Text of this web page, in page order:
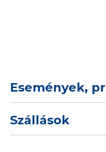
Események,
Szállások